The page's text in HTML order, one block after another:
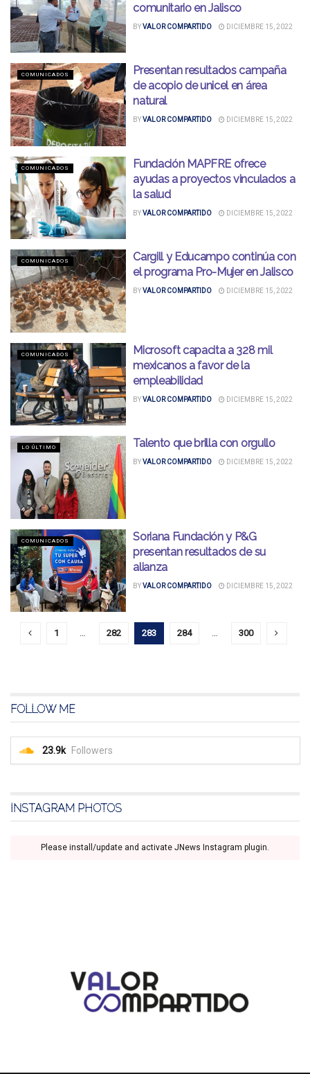
comunitario en Jalisco
BYVALOR COMPARTIDO DICIEMBRE 15, 2022
COMUNICADOS
Presentan resultados campaña
de acopio de unicel en área
natural
BYVALOR COMPARTIDO DICIEMBRE 15, 2022
COMUNICADOS
Fundación MAPFRE ofrece
ayudas a proyectos vinculados a
la salud
BYVALOR COMPARTIDO DICIEMBRE 15, 2022
COMUNICADOS
Cargill y Educampo continúa con
el programa Pro-Mujer en Jalisco
BYVALOR COMPARTIDO DICIEMBRE 15, 2022
COMUNICADOS
Microsoft capacita a 328 mil
mexicanos a favor de la
empleabilidad
BYVALOR COMPARTIDO DICIEMBRE 15, 2022
LO ÚLTIMO Talento que brilla con orgullo
BYVALOR COMPARTIDO DICIEMBRE 15, 2022
COMUNICADOS
Soriana Fundación y P&G
presentan resultados de su
alianza
BYVALOR COMPARTIDO DICIEMBRE 15, 2022
1 … 282 283 284 … 300
FOLLOW ME
23.9k Followers
INSTAGRAM PHOTOS
Please install/update and activate JNews Instagram plugin.